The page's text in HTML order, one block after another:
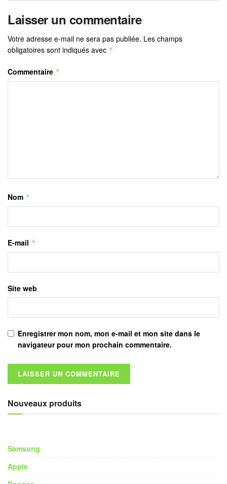
Laisser un commentaire
Votre adresse e-mail ne sera pas publiée. Les champs
obligatoires sont indiqués avec *
Commentaire *
Nom *
E-mail *
Site web
Enregistrer mon nom, mon e-mail et mon site dans le
navigateur pour mon prochain commentaire.
Nouveaux produits
Samsung
Apple